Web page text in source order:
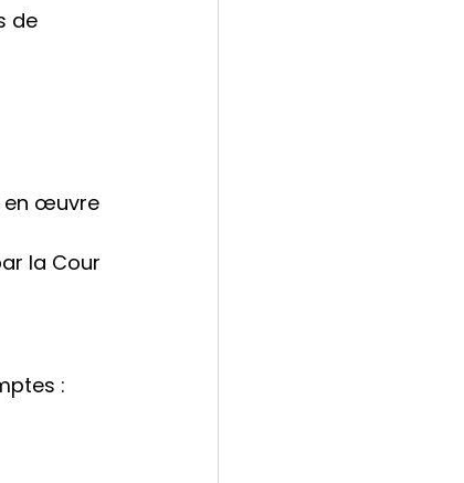
de
en œuvre
la Cour
: